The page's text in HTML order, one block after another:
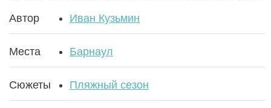
Автор Иван Кузьмин
Места Барнаул
Сюжеты Пляжный сезон